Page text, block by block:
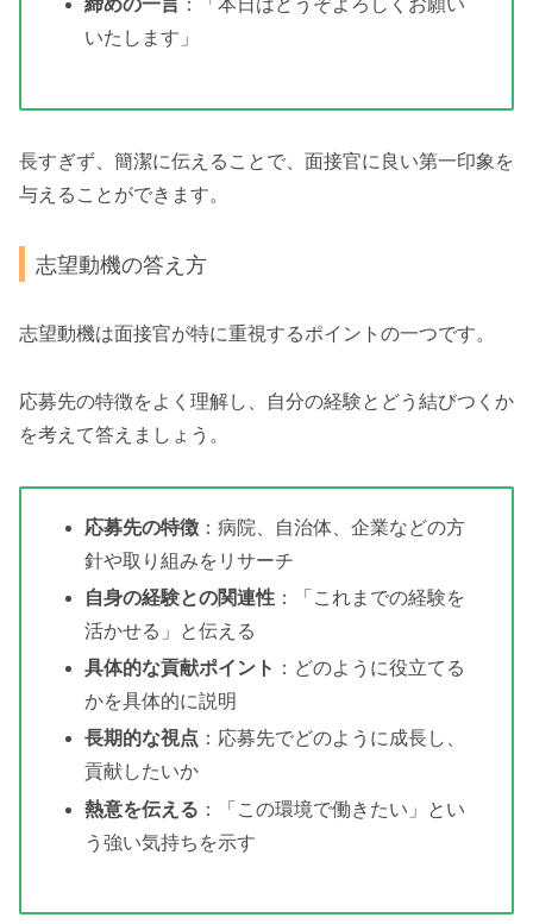
締めの一言 ：「本日はどうぞよろしくお願い
いたします」
長すぎず、簡潔に伝えることで、面接官に良い第一印象を
与えることができます。
志望動機の答え方
志望動機は面接官が特に重視するポイントの一つです。
応募先の特徴をよく理解し、自分の経験とどう結びつくか
を考えて答えましょう。
応募先の特徴 ：病院、自治体、企業などの方
針や取り組みをリサーチ
自身の経験との関連性 ：「これまでの経験を
活かせる」と伝える
具体的な貢献ポイント ：どのように役立てる
かを具体的に説明
長期的な視点 ：応募先でどのように成長し、
貢献したいか
熱意を伝える ：「この環境で働きたい」とい
う強い気持ちを示す